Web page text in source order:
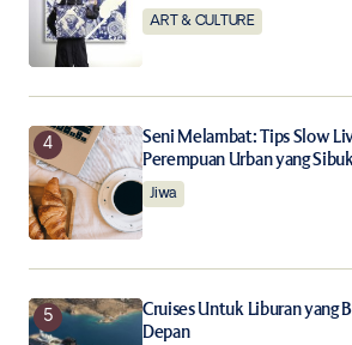
ART & CULTURE
Seni Melambat: Tips Slow
Perempuan Urban yang
Jiwa
Cruises Untuk Liburan yang
Depan